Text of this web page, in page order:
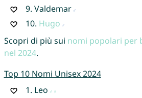
9. Valdemar
10. Hugo
Scopri di più sui nomi popolari per
nel 2024.
Top 10 Nomi Unisex 2024
1. Leo